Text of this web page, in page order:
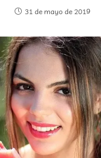
31 de mayo de 2019